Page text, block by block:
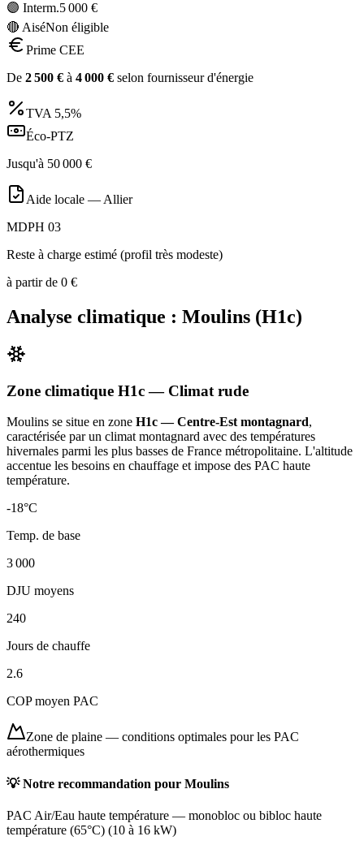
🟣 Interm.5 000 €
🔴 AiséNon éligible
Prime CEE
De 2 500 € à 4 000 € selon fournisseur d'énergie
TVA 5,5%
Éco-PTZ
Jusqu'à 50 000 €
Aide locale — Allier
MDPH 03
Reste à charge estimé (profil très modeste)
à partir de 0 €
Analyse climatique : Moulins (H1c)
Zone climatique H1c— Climat rude
Moulins se situe en zone H1c — Centre-Est montagnard,
caractérisée par un climat montagnard avec des températures
hivernales parmi les plus basses de France métropolitaine. L'altitude
accentue les besoins en chauffage et impose des PAC haute
température.
-18°C
Temp. de base
3 000
DJU moyens
240
Jours de chauffe
2.6
COP moyen PAC
Zone de plaine — conditions optimales pour les PAC
aérothermiques
💡 Notre recommandation pour Moulins
PAC Air/Eau haute température — monobloc ou bibloc haute
température (65°C) (10 à 16 kW)